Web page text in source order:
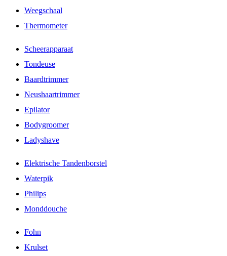
Weegschaal
Thermometer
Scheerapparaat
Tondeuse
Baardtrimmer
Neushaartrimmer
Epilator
Bodygroomer
Ladyshave
Elektrische Tandenborstel
Waterpik
Philips
Monddouche
Fohn
Krulset